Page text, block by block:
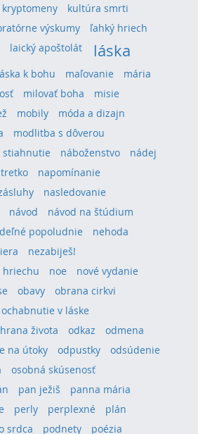
kryptomeny
kultúra smrti
výskumy
ľahký hriech
laický apoštolát láska
k bohu maľovanie
mária
milovať boha
misie
mobily
móda a dizajn
modlitba s dôverou
stiahnutie náboženstvo
nádej
napomínanie
nasledovanie
návod
návod na štúdium
popoludnie
nehoda
nezabiješ!
hriechu
noe
nové vydanie
obavy
obrana cirkvi
ochabnutie v láske
života odkaz
odmena
na útoky odpustky
odsúdenie
osobná skúsenosť
pan ježiš
panna mária
perly perplexné
plán
srdca
podnety
poézia